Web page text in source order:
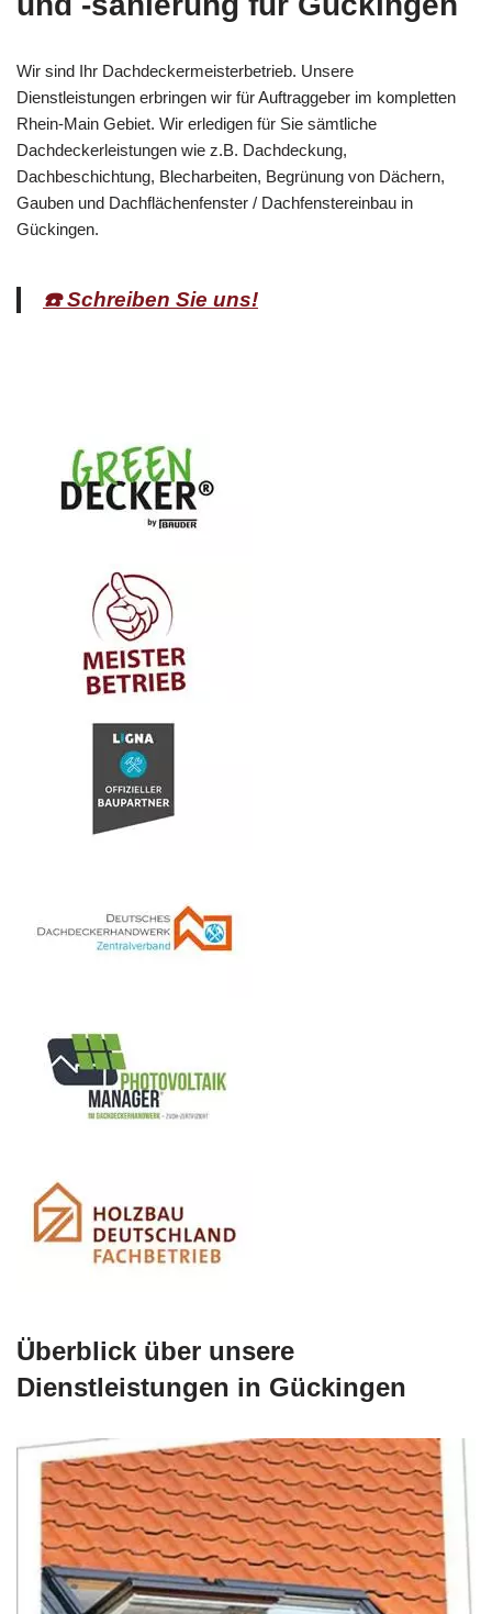
Wir sind Ihr Dachdeckermeisterbetrieb. Unsere
Dienstleistungen erbringen wir für Auftraggeber im kompletten
Rhein-Main Gebiet. Wir erledigen für Sie sämtliche
Dachdeckerleistungen wie z.B. Dachdeckung,
Dachbeschichtung, Blecharbeiten, Begrünung von Dächern,
Gauben und Dachflächenfenster / Dachfenstereinbau in
Gückingen.
☎️ Schreiben Sie uns!
Überblick über unsere
Dienstleistungen in Gückingen